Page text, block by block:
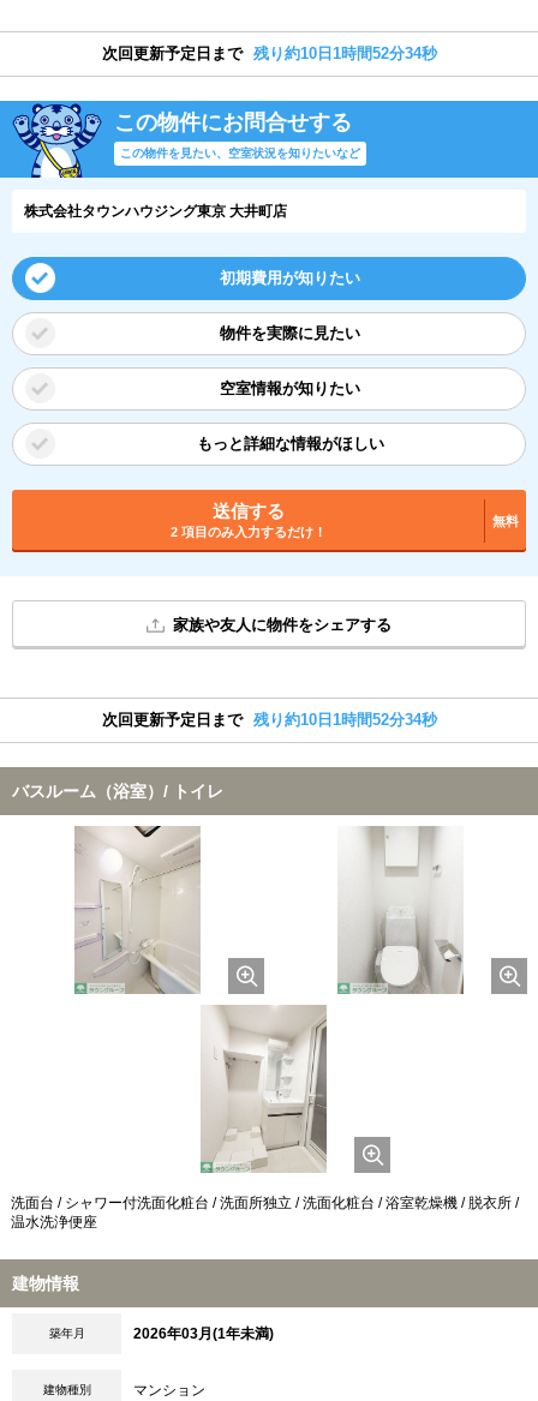
次回更新予定日まで 残り約10日1時間52分33秒
この物件にお問合せする
この物件を見たい、空室状況を知りたいなど
株式会社タウンハウジング東京 大井町店
初期費用が知りたい
物件を実際に見たい
空室情報が知りたい
もっと詳細な情報がほしい
送信する
2 項目のみ入力するだけ！
無料
家族や友人に物件をシェアする
次回更新予定日まで 残り約10日1時間52分33秒
バスルーム（浴室）/ トイレ
洗面台 / シャワー付洗面化粧台 / 洗面所独立 / 洗面化粧台 / 浴室乾燥機 / 脱衣所 /
温水洗浄便座
建物情報
築年月 2026年03月(1年未満)
建物種別 マンション